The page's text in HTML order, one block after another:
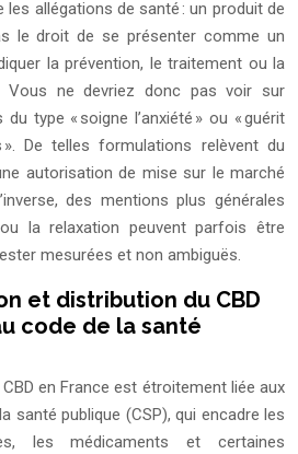
allégations de santé : un produit de
le droit de se présenter comme un
la prévention, le traitement ou la
Vous ne devriez donc pas voir sur
type « soigne l’anxiété » ou « guérit
». De telles formulations relèvent du
autorisation de mise sur le marché
des mentions plus générales
la relaxation peuvent parfois être
mesurées et non ambiguës.
et distribution du CBD
code de la santé
en France est étroitement liée aux
santé publique (CSP), qui encadre les
les médicaments et certaines